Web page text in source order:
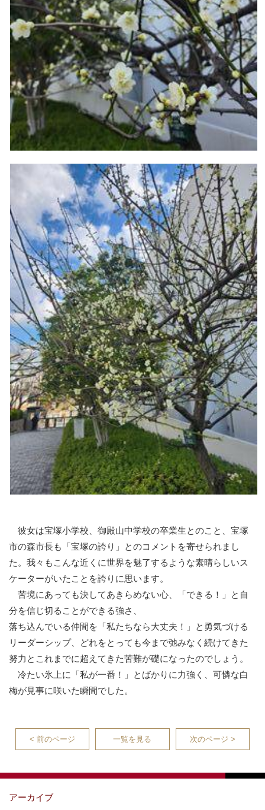
彼女は宝塚小学校、御殿山中学校の卒業生とのこと、宝塚
市の森市長も「宝塚の誇り」とのコメントを寄せられまし
た。我々もこんな近くに世界を魅了するような素晴らしいス
ケーターがいたことを誇りに思います。
苦境にあっても決してあきらめない心、「できる！」と自
分を信じ切ることができる強さ、
落ち込んでいる仲間を「私たちなら大丈夫！」と勇気づける
リーダーシップ、どれをとっても今まで弛みなく続けてきた
努力とこれまでに超えてきた苦難が礎になったのでしょう。
冷たい氷上に「私が一番！」とばかりに力強く、可憐な白
梅が見事に咲いた瞬間でした。
< 前のページ 一覧を見る 次のページ >
アーカイブ